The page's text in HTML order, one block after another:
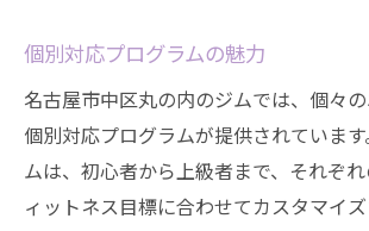
名古屋市中区でのジムの現状
ジムストレッチが広がる背景
ジムストレッチの効果を最大限に
のコツ
効果的なストレッチのタイミ
個別対応プログラムの魅力
名古屋市中区丸の内のジムでは、個々
個別対応プログラムが提供されていま
ムは、初心者から上級者まで、それぞ
ィットネス目標に合わせてカスタマイ